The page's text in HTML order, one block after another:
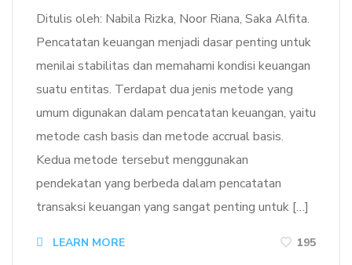
Ditulis oleh: Nabila Rizka, Noor Riana, Saka Alfita.
Pencatatan keuangan menjadi dasar penting untuk
menilai stabilitas dan memahami kondisi keuangan
suatu entitas. Terdapat dua jenis metode yang
umum digunakan dalam pencatatan keuangan, yaitu
metode cash basis dan metode accrual basis.
Kedua metode tersebut menggunakan
pendekatan yang berbeda dalam pencatatan
transaksi keuangan yang sangat penting untuk […]
LEARN MORE 195